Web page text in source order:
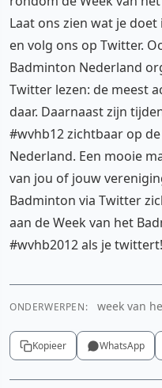
Laat ons zien wat je
en volg ons op Twitter.
Badminton Nederland
Twitter lezen: de meest
daar. Daarnaast zijn
#wvhb12 zichtbaar op
Nederland. Een mooie
van jou of jouw
Badminton via Twitter
aan de Week van het
#wvhb2012 als je twittert!
ONDERWERPEN: week van
Kopieer WhatsApp